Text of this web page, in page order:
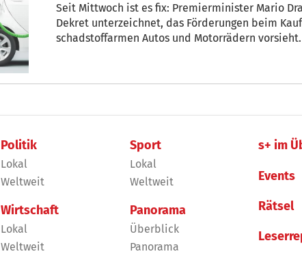
Seit Mittwoch ist es fix: Premierminister Mario
Dekret unterzeichnet, das Förderungen beim
schadstoffarmen Autos und Motorrädern vorsieht.
Politik
Lokal
Weltweit
Wirtschaft
Lokal
Weltweit
Sport
Lokal
Weltweit
Panorama
Überblick
Panorama
s+ im
Events
Rätsel